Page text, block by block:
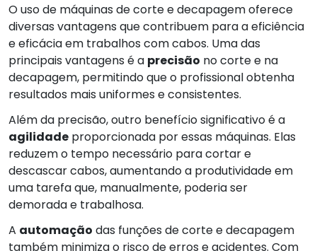
O uso de máquinas de corte e decapagem oferece
diversas vantagens que contribuem para a eficiência
e eficácia em trabalhos com cabos. Uma das
principais vantagens é a precisão no corte e na
decapagem, permitindo que o profissional obtenha
resultados mais uniformes e consistentes.
Além da precisão, outro benefício significativo é a
agilidade proporcionada por essas máquinas. Elas
reduzem o tempo necessário para cortar e
descascar cabos, aumentando a produtividade em
uma tarefa que, manualmente, poderia ser
demorada e trabalhosa.
A automação das funções de corte e decapagem
também minimiza o risco de erros e acidentes. Com